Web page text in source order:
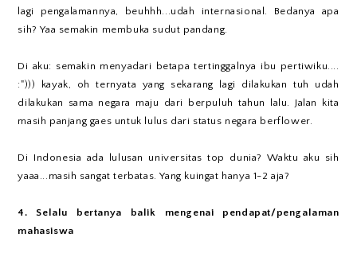
lagi pengalamannya, beuhhh...udah internasional. Bedanya apa
sih? Yaa semakin membuka sudut pandang.
Di aku: semakin menyadari betapa tertinggalnya ibu pertiwiku....
:"))) kayak, oh ternyata yang sekarang lagi dilakukan tuh udah
dilakukan sama negara maju dari berpuluh tahun lalu. Jalan kita
masih panjang gaes untuk lulus dari status negara berflower.
Di Indonesia ada lulusan universitas top dunia? Waktu aku sih
yaaa...masih sangat terbatas. Yang kuingat hanya 1-2 aja?
4. Selalu bertanya balik mengenai pendapat/pengalaman
mahasiswa